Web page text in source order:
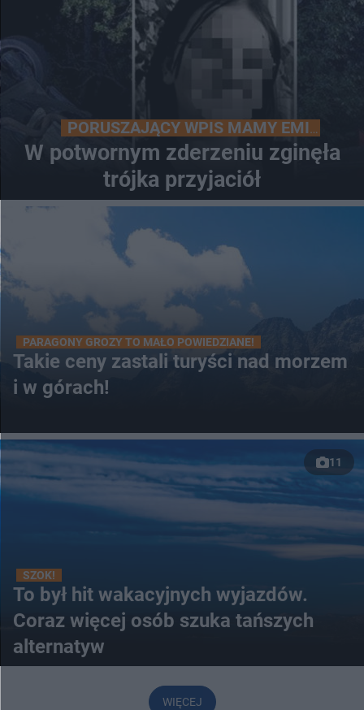
PORUSZAJĄCY WPIS MAMY EMILII
W potwornym zderzeniu zginęła
trójka przyjaciół
PARAGONY GROZY TO MAŁO POWIEDZIANE!
Takie ceny zastali turyści nad morzem
i w górach!
11
SZOK!
To był hit wakacyjnych wyjazdów.
Coraz więcej osób szuka tańszych
alternatyw
WIĘCEJ